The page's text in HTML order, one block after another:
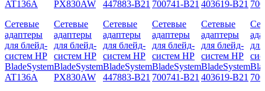
Сетевые
адаптеры
для блейд-
систем HP
BladeSystem
AT136A
Сетевые
адаптеры
для блейд-
систем HP
BladeSystem
PX830AW
Сетевые
адаптеры
для блейд-
систем HP
BladeSystem
447883-B21
Сетевые
адаптеры
для блейд-
систем HP
BladeSystem
700741-B21
Сетевые
адаптеры
для блейд-
систем HP
BladeSystem
403619-B21